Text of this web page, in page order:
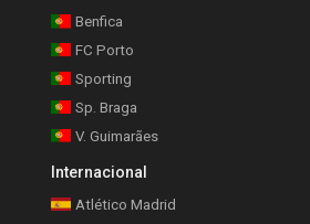
Benfica
FC Porto
Sporting
Sp. Braga
V. Guimarães
Internacional
Atlético Madrid